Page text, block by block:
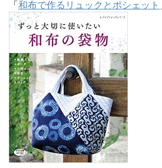
「 和布で作るリュックとポシェット